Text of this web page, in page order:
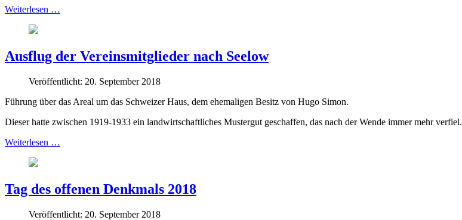
Weiterlesen …
Ausflug der Vereinsmitglieder nach Seelow
Veröffentlicht: 20. September 2018
Führung über das Areal um das Schweizer Haus, dem ehemaligen Besitz von Hugo Simon.
Dieser hatte zwischen 1919-1933 ein landwirtschaftliches Mustergut geschaffen, das nach der Wende immer mehr verfiel.
Weiterlesen …
Tag des offenen Denkmals 2018
Veröffentlicht: 20. September 2018